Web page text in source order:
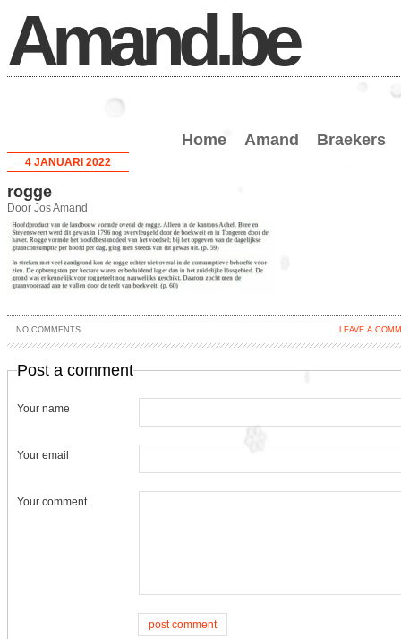
Amand.be
Home Amand Braekers
4 JANUARI 2022
rogge
Door Jos Amand
NO COMMENTS LEAVE A
Post a comment
Your name
Your email
Your comment